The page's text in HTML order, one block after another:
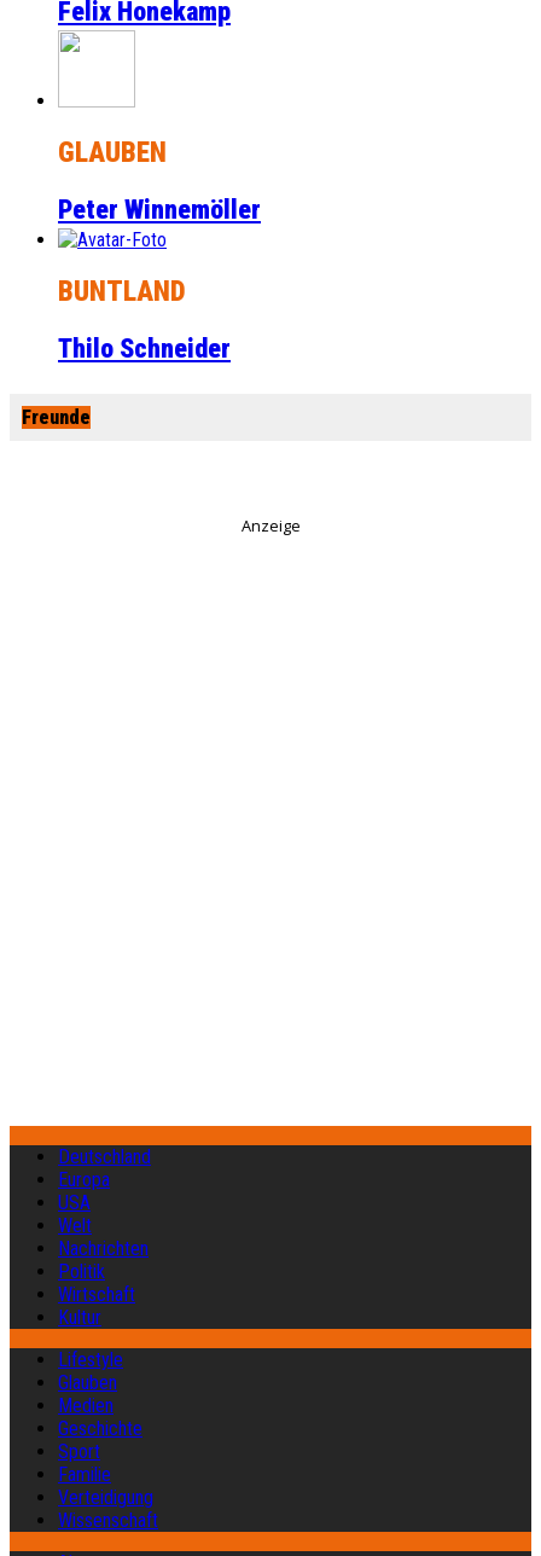
Felix Honekamp
GLAUBEN
Peter Winnemöller
BUNTLAND
Thilo Schneider
Freunde
Anzeige
Deutschland
Europa
USA
Welt
Nachrichten
Politik
Wirtschaft
Kultur
Lifestyle
Glauben
Medien
Geschichte
Sport
Familie
Verteidigung
Wissenschaft